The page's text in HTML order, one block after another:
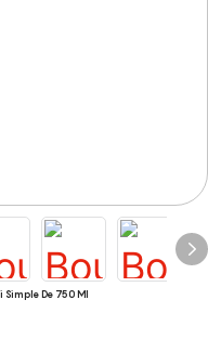
Simple De 750 Ml